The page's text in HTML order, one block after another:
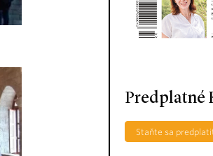
Predplatné
Staňte sa